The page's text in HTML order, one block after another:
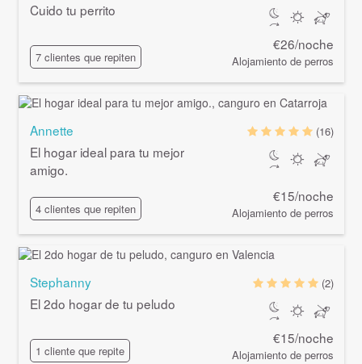
Cuido tu perrito
7 clientes que repiten
€26/noche
Alojamiento de perros
Annette
El hogar ideal para tu mejor
amigo.
4 clientes que repiten
(16)
€15/noche
Alojamiento de perros
Stephanny
El 2do hogar de tu peludo
1 cliente que repite
(2)
€15/noche
Alojamiento de perros